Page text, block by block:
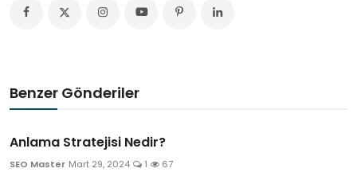
Benzer Gönderiler
Anlama Stratejisi Nedir?
SEO Master Mart 29, 2024 1 67